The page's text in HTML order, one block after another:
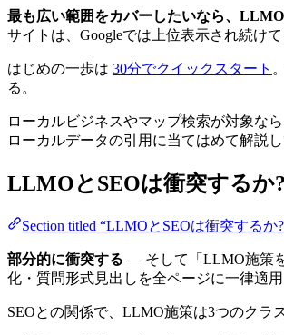
最も広い範囲をカバーしたいなら、LLMO
サイトは、Googleでは上位表示され続け
はじめの一歩は 30分でクイックスタート
る。
ローカルビジネスやマップ検索が対象なら
ローカルデータの引用に当てはめて解説し
LLMOとSEOは衝突するか?
Section titled “LLMOとSEOは衝突するか
部分的に衝突する — そして「LLMO施策
化・質問形式見出しを全ページに一律適
SEOとの関係で、LLMO施策は3つのクラ